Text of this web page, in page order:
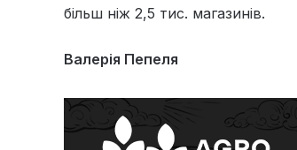
більш ніж 2,5 тис. магазинів.
Валерія Пепеля